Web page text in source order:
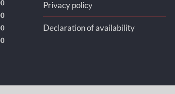
Privacy policy
Declaration of availability